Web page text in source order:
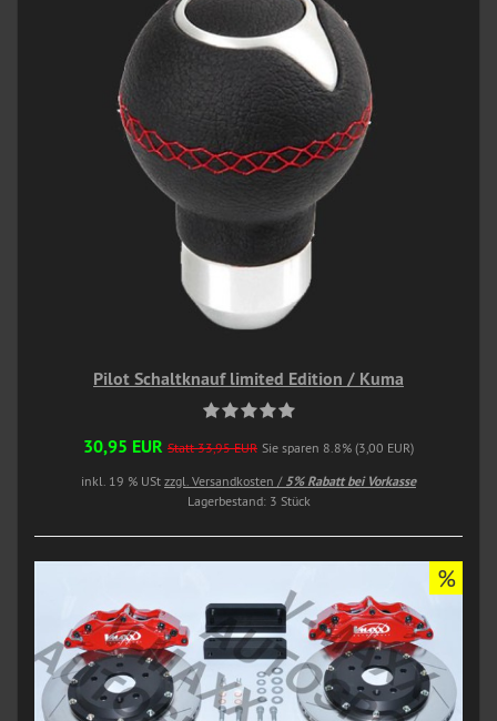
Pilot Schaltknauf limited Edition / Kuma
30,95 EUR Statt 33,95 EUR Sie sparen 8.8% (3,00 EUR)
inkl. 19 % USt zzgl. Versandkosten / 5% Rabatt bei Vorkasse
Lagerbestand: 3 Stück
%